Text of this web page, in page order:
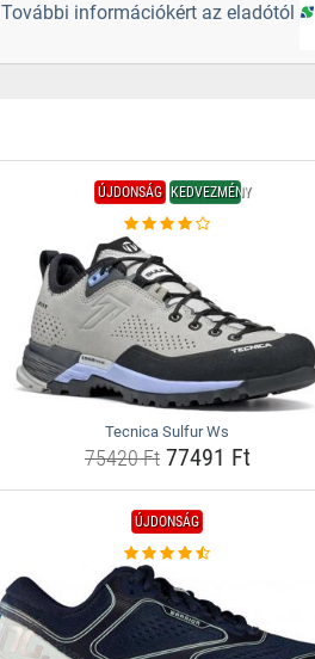
További információkért az eladótól
ÚJDONSÁG KEDVEZMÉNY
Tecnica Sulfur Ws
75420 Ft77491 Ft
ÚJDONSÁG